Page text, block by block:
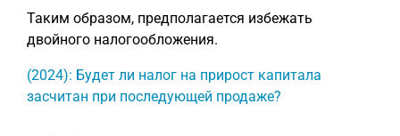
Таким образом, предполагается избежать
двойного налогообложения.
(2024): Будет ли налог на прирост капитала
засчитан при последующей продаже?